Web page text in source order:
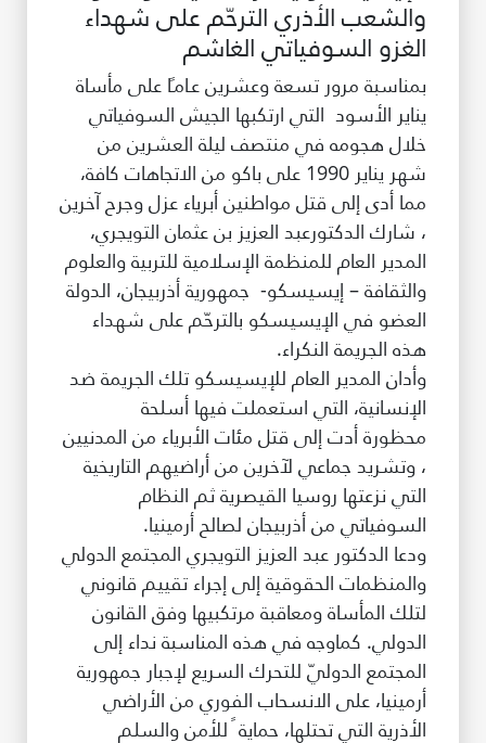
شاركونا
انضم إلى عائلة الإيسيسكو
للموردين
الدعم والتبرع
© حقوق الطبع والنشر للإيسيسكو. جميع الحقوق محفوظة.
شروط الاستخدام
سياسة الخصوصية
حقوق النسخ
سياسة وإجراءات أمن نظم المعلومات
سياسة وإجراءات الذكاء الاصطناعي
والشعب الأذري الترحّم على شهداء
الغزو السوفياتي الغاشم
بمناسبة مرور تسعة وعشرين عـامـًا على مأساة
يناير الأسود التي ارتكبها الجيش السوفياتي
خلال هجومه في منتصف ليلة العشرين من
شهر يناير 1990 على باكو من الاتجاهات كافة،
مما أدى إلى قتل مواطنين أبرياء عزل وجرح آخرين
، شارك الدكتورعبد العزيز بن عثمان التويجري،
المدير العام للمنظمة الإسلامية للتربية والعلوم
والثقافة – إيسيسكو- جمهورية أذربيجان، الدولة
العضو في الإيسيسكو بالترحّم على شهداء
هذه الجريمة النكراء.
وأدان المدير العام للإيسيسكو تلك الجريمة ضد
الإنسانية، التي استعملت فيها أسلحة
محظورة أدت إلى قتل مئات الأبرياء من المدنيين
، وتشريد جماعي لآخرين من أراضيهم التاريخية
التي نزعتها روسيا القيصرية ثم النظام
السوفياتي من أذربيجان لصالح أرمينيا.
ودعا الدكتور عبد العزيز التويجري المجتمع الدولي
والمنظمات الحقوقية إلى إجراء تقييم قانوني
لتلك المأساة ومعاقبة مرتكبيها وفق القانون
الدولي. كماوجه في هذه المناسبة نداء إلى
المجتمع الدوليّ للتحرك السريع لإجبار جمهورية
أرمينيا، على الانسحاب الفوري من الأراضي
الأذرية التي تحتلها، حماية ً للأمن والسلم